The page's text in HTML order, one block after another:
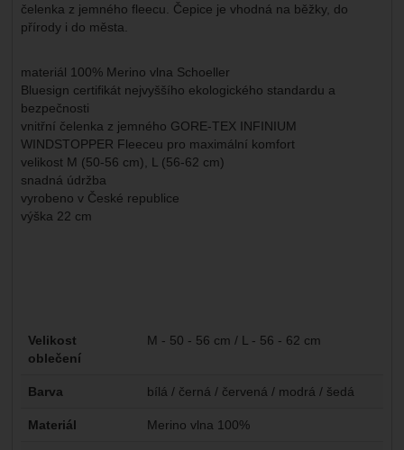
čelenka z jemného fleecu. Čepice je vhodná na běžky, do
přírody i do města.
materiál 100% Merino vlna Schoeller
Bluesign certifikát nejvyššího ekologického standardu a
bezpečnosti
vnitřní čelenka z jemného GORE-TEX INFINIUM
WINDSTOPPER Fleeceu pro maximální komfort
velikost M (50-56 cm), L (56-62 cm)
snadná údržba
vyrobeno v České republice
výška 22 cm
Parametry
Velikost
oblečení
M - 50 - 56 cm / L - 56 - 62 cm
Barva bílá / černá / červená / modrá / šedá
Materiál Merino vlna 100%